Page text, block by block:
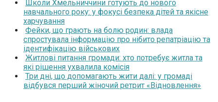
Школи Хмельниччини готують до нового
навчального року: у фокусі безпека дітей та якісне
харчування
Фейки, що грають на болю родин: влада
спростувала інформацію про нібито репатріацію та
ідентифікацію військових
Житлові питання громади: хто потребує житла та
які рішення ухвалила комісія
Три дні, що допомагають жити далі: у громаді
відбувся перший жіночий ретрит «Відновлення»